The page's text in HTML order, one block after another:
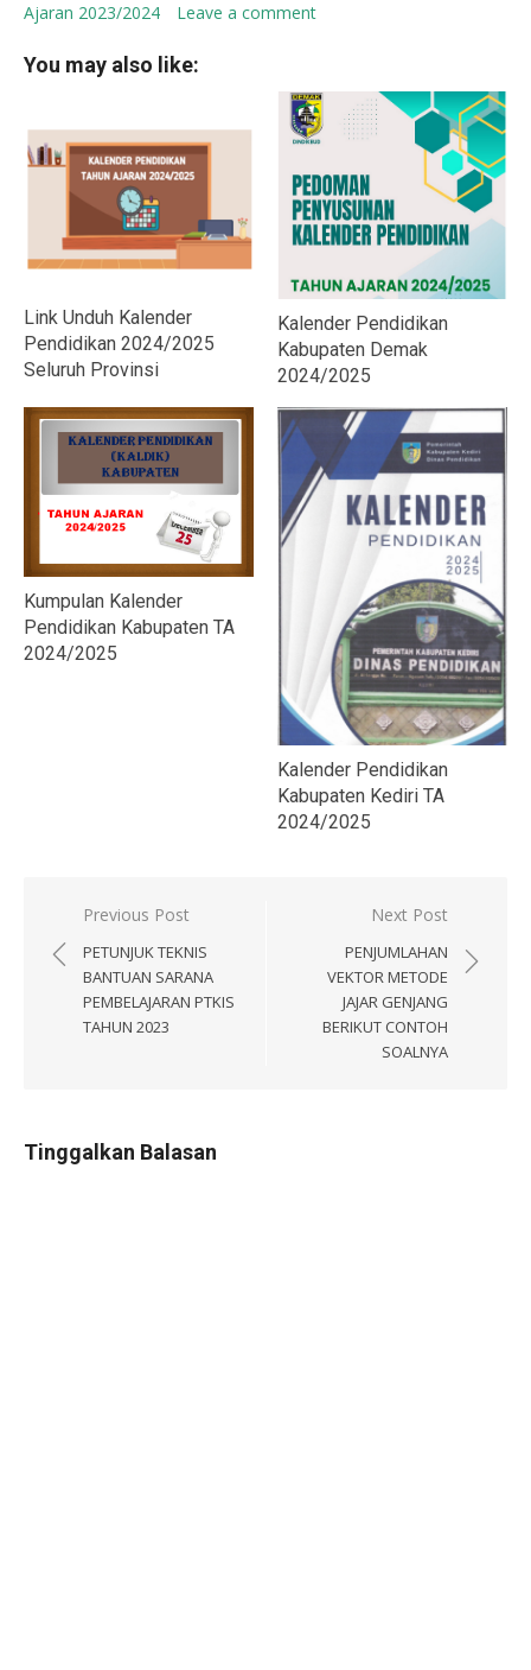
Ajaran 2023/2024
Leave a comment
You may also like:
Link Unduh Kalender
Pendidikan 2024/2025
Seluruh Provinsi
Kalender Pendidikan
Kabupaten Demak
2024/2025
Kumpulan Kalender
Pendidikan Kabupaten TA
2024/2025
Kalender Pendidikan
Kabupaten Kediri TA
2024/2025
Navigasi
pos
Previous Post
PETUNJUK TEKNIS
BANTUAN SARANA
PEMBELAJARAN PTKIS
TAHUN 2023
Next Post
PENJUMLAHAN
VEKTOR METODE
JAJAR GENJANG
BERIKUT CONTOH
SOALNYA
Tinggalkan Balasan